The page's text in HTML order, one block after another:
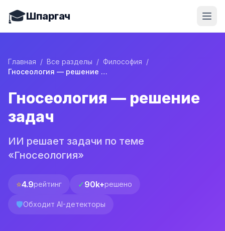
🎓Шпаргач
Главная / Все разделы / Философия /
Гносеология — решение задач
Гносеология — решение
задач
ИИ решает задачи по теме
«Гносеология»
⭐4.9рейтинг ✓90k+решено
🛡️Обходит AI-детекторы